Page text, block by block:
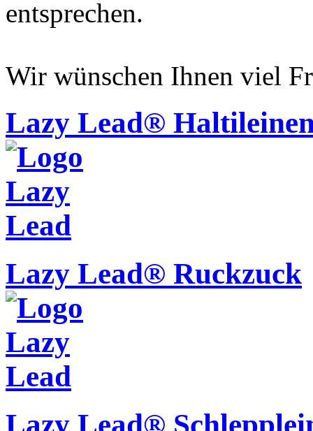
entsprechen.
Wir wünschen Ihnen viel
Lazy Lead®
Lazy Lead® Ruckzuck
Lazy Lead®